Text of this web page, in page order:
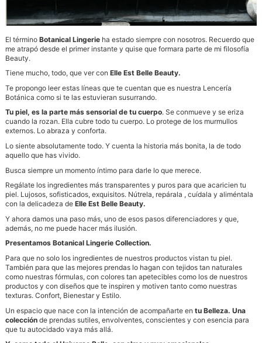
El término Botanical Lingerie ha estado siempre con nosotros. Recuerdo que
me atrapó desde el primer instante y quise que formara parte de mi filosofía
Beauty.
Tiene mucho, todo, que ver con Elle Est Belle Beauty.
Te propongo leer estas líneas que te cuentan que es nuestra Lencería
Botánica como si te las estuvieran susurrando.
Tu piel, es la parte más sensorial de tu cuerpo. Se conmueve y se eriza
cuando la rozan. Ella cubre todo tu cuerpo. Lo protege de los murmullos
externos. Lo abraza y conforta.
Lo siente absolutamente todo. Y cuenta la historia más bonita, la de todo
aquello que has vivido.
Busca siempre un momento íntimo para darle lo que merece.
Regálate los ingredientes más transparentes y puros para que acaricien tu
piel. Lujosos, sofisticados, exquisitos. Nútrela, repárala , cuídala y aliméntala
con la delicadeza de Elle Est Belle Beauty.
Y ahora damos una paso más, uno de esos pasos diferenciadores y que,
además, no me puede hacer más ilusión.
Presentamos Botanical Lingerie Collection.
Para que no solo los ingredientes de nuestros productos vistan tu piel.
También para que las mejores prendas lo hagan con tejidos tan naturales
como nuestras fórmulas, con colores tan apetecibles como los de nuestros
productos y con diseños que te inspiren y motiven tanto como nuestras
texturas. Confort, Bienestar y Estilo.
Un espacio que nace con la intención de acompañarte en tu Belleza. Una
colección de prendas sutiles, envolventes, conscientes y con esencia para
que tu autocidado vaya más allá.